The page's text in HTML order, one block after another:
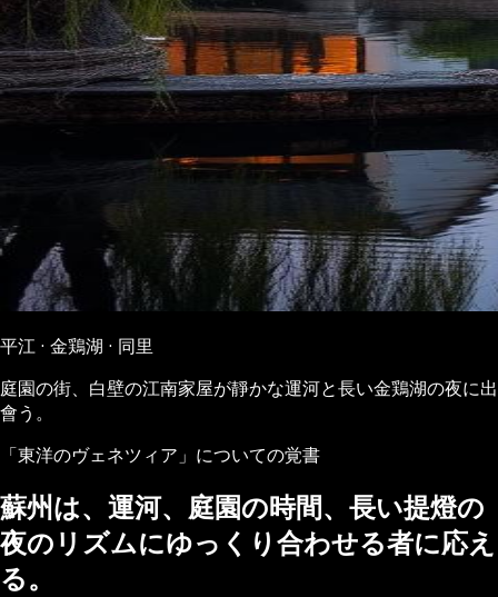
平江 · 金鶏湖 · 同里
庭園の街、白壁の江南家屋が靜かな運河と長い金鶏湖の夜に出
會う。
「東洋のヴェネツィア」についての覚書
蘇州は、運河、庭園の時間、長い提燈の
夜のリズムにゆっくり合わせる者に応え
る。